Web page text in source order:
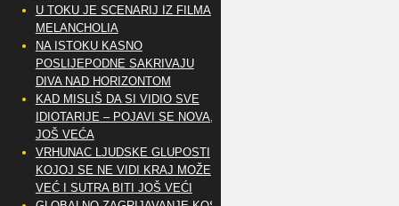
U TOKU JE SCENARIJ IZ FILMA
MELANCHOLIA
NA ISTOKU KASNO
POSLIJEPODNE SAKRIVAJU
DIVA NAD HORIZONTOM
KAD MISLIŠ DA SI VIDIO SVE
IDIOTARIJE – POJAVI SE NOVA,..
JOŠ VEĆA
VRHUNAC LJUDSKE GLUPOSTI
KOJOJ SE NE VIDI KRAJ MOŽE
VEĆ I SUTRA BITI JOŠ VEĆI